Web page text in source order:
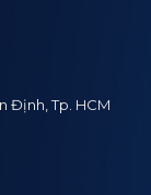
Định, Tp. HCM